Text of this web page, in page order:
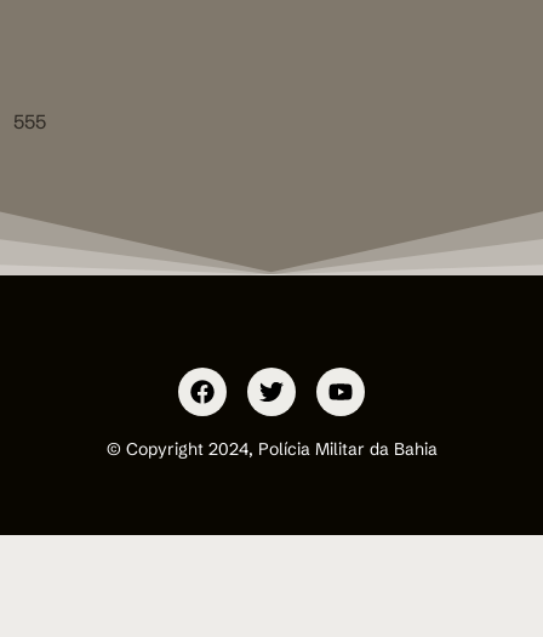
555
© Copyright 2024, Polícia Militar da Bahia